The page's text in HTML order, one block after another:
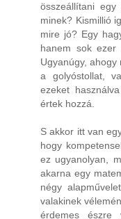
összeállítani
minek? Kismillió
mire jó? Egy
hanem sok ezer
Ugyanúgy,
a golyóstollat,
ezeket
értek hozzá.
S akkor itt van
hogy
ez ugyanolyan,
akarna egy
négy
valakinek
érdemes észre